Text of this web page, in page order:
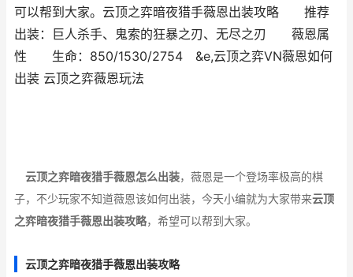
可以帮到大家。云顶之弈暗夜猎手薇恩出装攻略 推荐
出装：巨人杀手、鬼索的狂暴之刃、无尽之刃 薇恩属
性 生命：850/1530/2754 &e,云顶之弈VN薇恩如何
出装 云顶之弈薇恩玩法
云顶之弈暗夜猎手薇恩怎么出装，薇恩是一个登场率极高的棋
子，不少玩家不知道薇恩该如何出装，今天小编就为大家带来云顶
之弈暗夜猎手薇恩出装攻略，希望可以帮到大家。
云顶之弈暗夜猎手薇恩出装攻略